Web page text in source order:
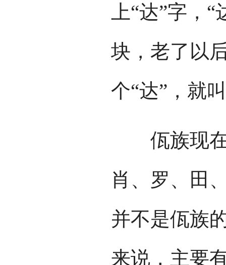
上“达”字，
块，老了以
个“达”，就
佤族现在
肖、罗、田
并不是佤族
来说，主要